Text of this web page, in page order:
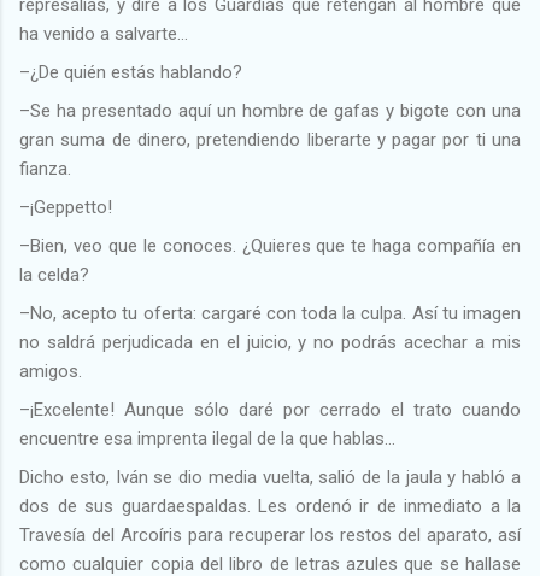
ha venido a salvarte…
–¿De quién estás hablando?
–Se ha presentado aquí un hombre de gafas y bigote con una
gran suma de dinero, pretendiendo liberarte y pagar por ti una
fianza.
–¡Geppetto!
–Bien, veo que le conoces. ¿Quieres que te haga compañía en
la celda?
–No, acepto tu oferta: cargaré con toda la culpa. Así tu imagen
no saldrá perjudicada en el juicio, y no podrás acechar a mis
amigos.
–¡Excelente! Aunque sólo daré por cerrado el trato cuando
encuentre esa imprenta ilegal de la que hablas…
Dicho esto, Iván se dio media vuelta, salió de la jaula y habló a
dos de sus guardaespaldas. Les ordenó ir de inmediato a la
Travesía del Arcoíris para recuperar los restos del aparato, así
como cualquier copia del libro de letras azules que se hallase